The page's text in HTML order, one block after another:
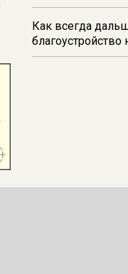
Как всегда
благоустройство